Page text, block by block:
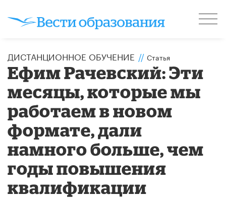
ДИСТАНЦИОННОЕ ОБУЧЕНИЕ // Статья
Ефим Рачевский: Эти
месяцы, которые мы
работаем в новом
формате, дали
намного больше, чем
годы повышения
квалификации